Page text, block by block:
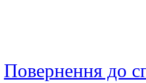
Повернення до